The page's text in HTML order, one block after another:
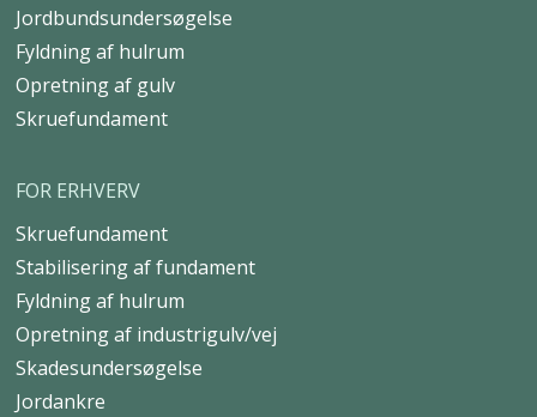
Jordbundsundersøgelse
Fyldning af hulrum
Opretning af gulv
Skruefundament
FOR ERHVERV
Skruefundament
Stabilisering af fundament
Fyldning af hulrum
Opretning af industrigulv/vej
Skadesundersøgelse
Jordankre